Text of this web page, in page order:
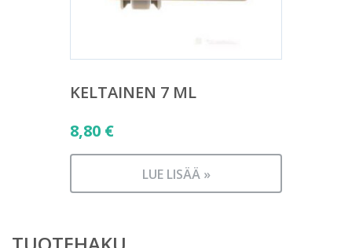
KELTAINEN 7 ML
8,80 €
LUE LISÄÄ »